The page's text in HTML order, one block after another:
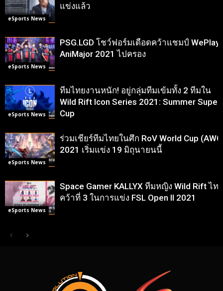
eSports News
แข่งแล้ว
eSports News
PSG.LGD โชว์ฟอร์มเดือดคว้าแชมป์ WePlay
AniMajor 2021 ไปครอง
eSports News
ทีมไทยงานหนัก! อยู่กลุ่มทีมเข้มทั้ง 2 ทีมใน
Wild Rift Icon Series 2021: Summer Super
Cup
eSports News
ร่วมเชียร์ทีมไทยในศึก RoV World Cup
2021 เริ่มแข่ง 19 มิถุนายนนี้
eSports News
Space Gamer KALLYX ทีมหญิง Wild Rift ไทย
คว้าที่ 3 ในการแข่ง FSL Open II 2021